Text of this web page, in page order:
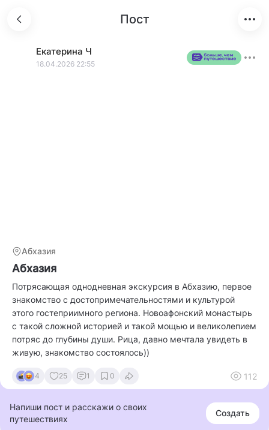
Пост
Екатерина Ч
18.04.2026 22:55
Абхазия
Абхазия
Потрясающая однодневная экскурсия в Абхазию, первое
знакомство с достопримечательностями и культурой
этого гостеприимного региона. Новоафонский монастырь
с такой сложной историей и такой мощью и великолепием
потряс до глубины души. Рица, давно мечтала увидеть в
живую, знакомство состоялось))
4 25 1 0 112
Напиши пост и расскажи о своих
путешествиях
Создать